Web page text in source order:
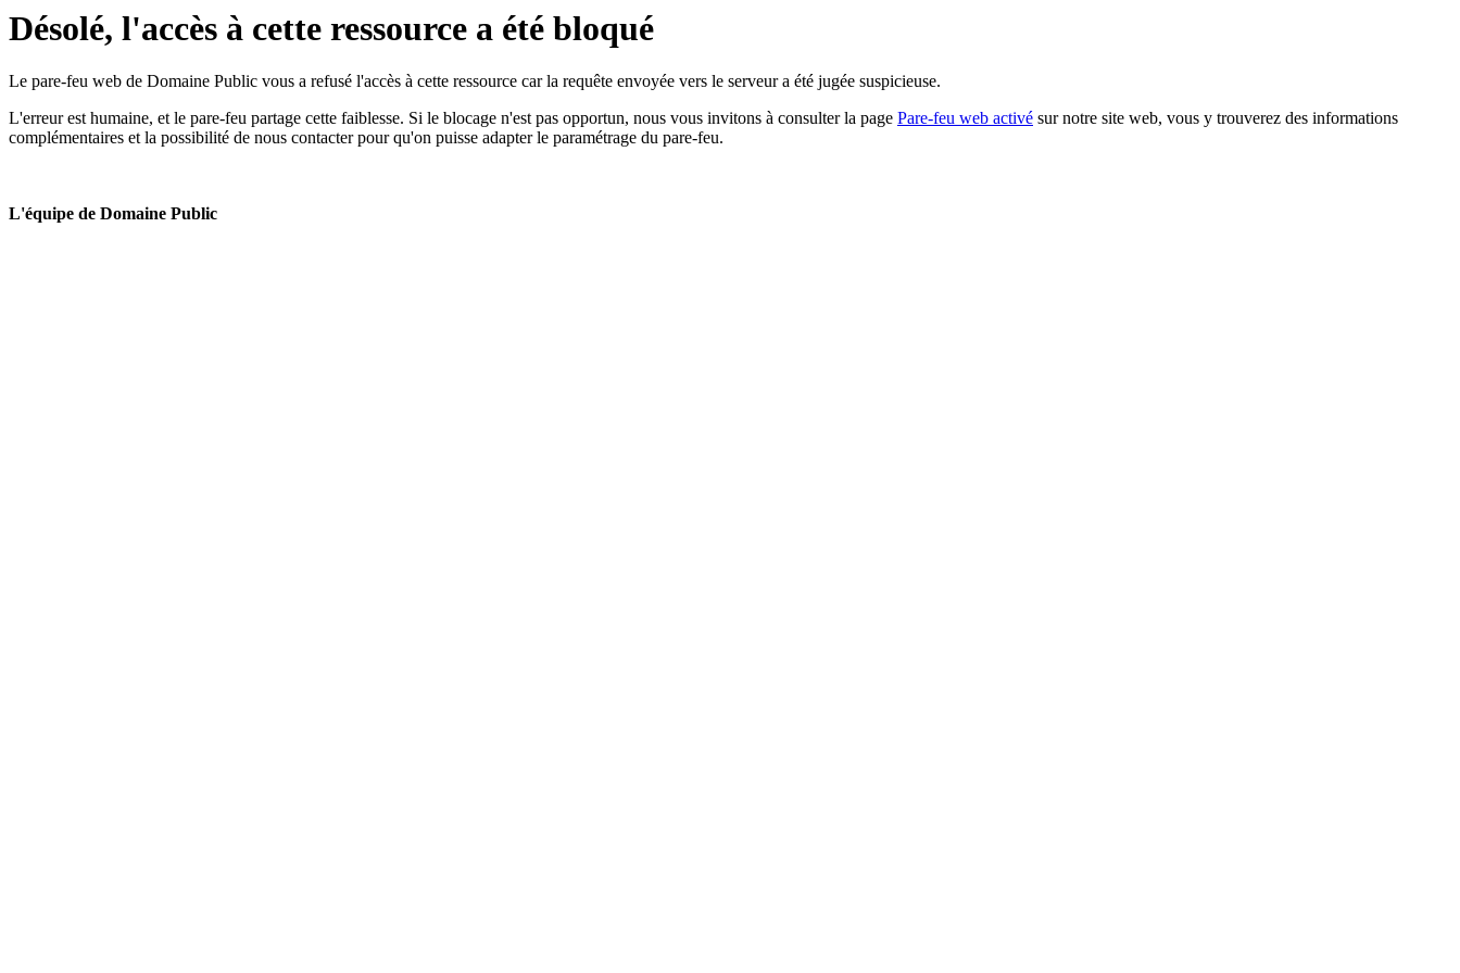
Désolé, l'accès à cette ressource a été bloqué
Le pare-feu web de Domaine Public vous a refusé l'accès à cette ressource car la requête envoyée vers le serveur a été jugée suspicieuse.
L'erreur est humaine, et le pare-feu partage cette faiblesse. Si le blocage n'est pas opportun, nous vous invitons à consulter la page Pare-feu web activé sur notre site web, vous y trouverez des informations
complémentaires et la possibilité de nous contacter pour qu'on puisse adapter le paramétrage du pare-feu.
L'équipe de Domaine Public